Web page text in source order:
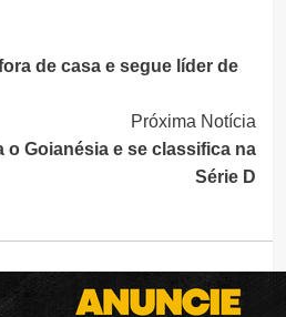
de casa e segue líder de
Próxima Notícia
o Goianésia e se classifica na
Série D